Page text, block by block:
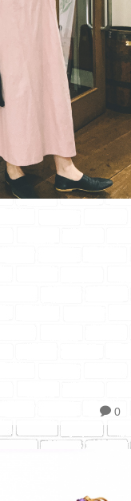
0